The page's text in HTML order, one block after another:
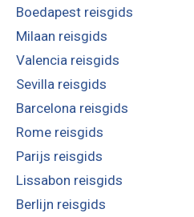
Boedapest reisgids
Milaan reisgids
Valencia reisgids
Sevilla reisgids
Barcelona reisgids
Rome reisgids
Parijs reisgids
Lissabon reisgids
Berlijn reisgids